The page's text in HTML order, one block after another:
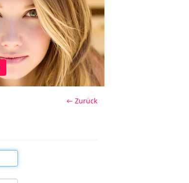
← Zurück